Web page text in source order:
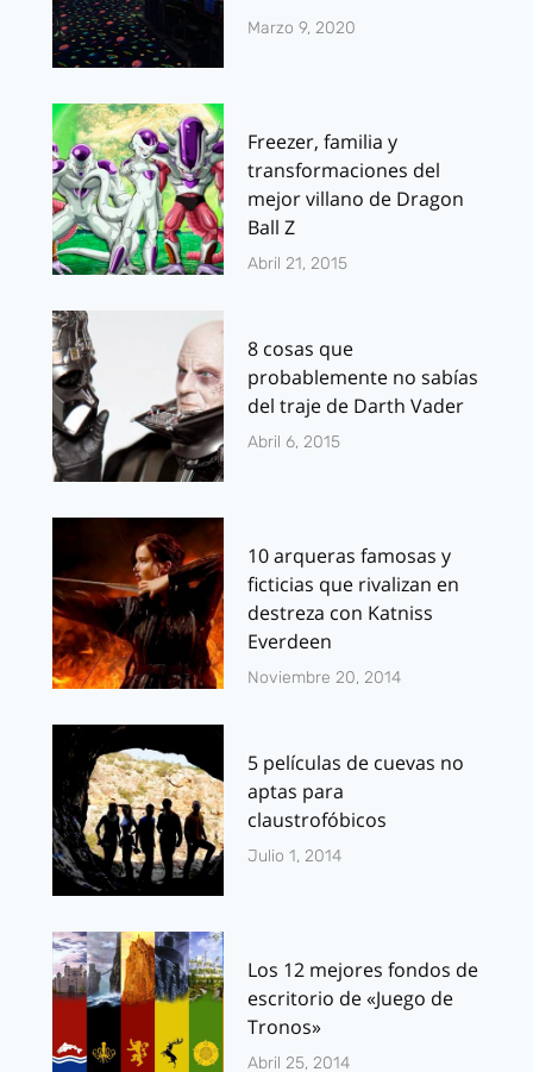
Marzo 9, 2020
Freezer, familia y
transformaciones del
mejor villano de Dragon
Ball Z
Abril 21, 2015
8 cosas que
probablemente no sabías
del traje de Darth Vader
Abril 6, 2015
10 arqueras famosas y
ficticias que rivalizan en
destreza con Katniss
Everdeen
Noviembre 20, 2014
5 películas de cuevas no
aptas para
claustrofóbicos
Julio 1, 2014
Los 12 mejores fondos de
escritorio de «Juego de
Tronos»
Abril 25, 2014